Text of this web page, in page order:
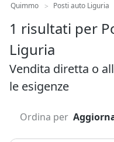
Quimmo > Posti auto Liguria
1 risultati per
Liguria
Vendita diretta o
le esigenze
Ordina per